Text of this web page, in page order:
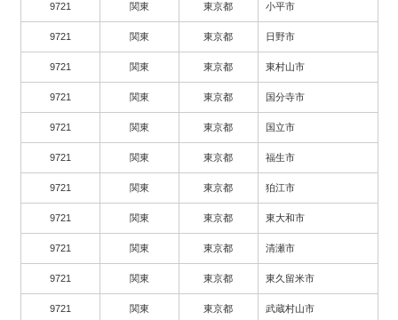
9721 関東 東京都 小平市
9721 関東 東京都 日野市
9721 関東 東京都 東村山市
9721 関東 東京都 国分寺市
9721 関東 東京都 国立市
9721 関東 東京都 福生市
9721 関東 東京都 狛江市
9721 関東 東京都 東大和市
9721 関東 東京都 清瀬市
9721 関東 東京都 東久留米市
9721 関東 東京都 武蔵村山市